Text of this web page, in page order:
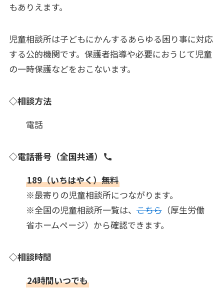
もありえます。
児童相談所は子どもにかんするあらゆる困り事に対応
する公的機関です。保護者指導や必要におうじて児童
の一時保護などをおこないます。
◇相談方法
電話
◇電話番号（全国共通）
189（いちはやく）無料
※最寄りの児童相談所につながります。
※全国の児童相談所一覧は、 こちら（厚生労働
省ホームページ）から確認できます。
◇相談時間
24時間いつでも